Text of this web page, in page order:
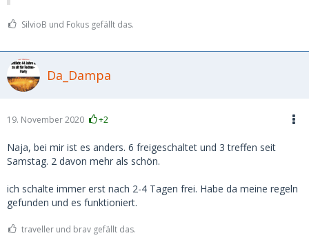
SilvioB und Fokus gefällt das.
Da_Dampa
19. November 2020 +2
Naja, bei mir ist es anders. 6 freigeschaltet und 3 treffen seit
Samstag. 2 davon mehr als schön.
ich schalte immer erst nach 2-4 Tagen frei. Habe da meine regeln
gefunden und es funktioniert.
traveller und brav gefällt das.